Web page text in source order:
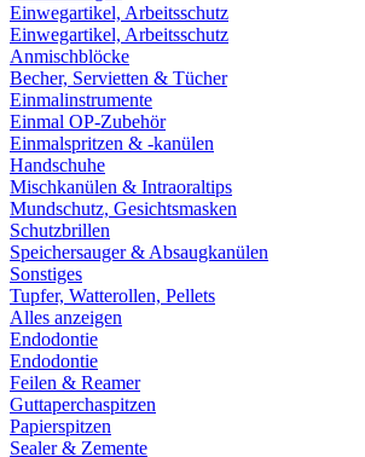
Einwegartikel, Arbeitsschutz
Einwegartikel, Arbeitsschutz
Anmischblöcke
Becher, Servietten & Tücher
Einmalinstrumente
Einmal OP-Zubehör
Einmalspritzen & -kanülen
Handschuhe
Mischkanülen & Intraoraltips
Mundschutz, Gesichtsmasken
Schutzbrillen
Speichersauger & Absaugkanülen
Sonstiges
Tupfer, Watterollen, Pellets
Alles anzeigen
Endodontie
Endodontie
Feilen & Reamer
Guttaperchaspitzen
Papierspitzen
Sealer & Zemente